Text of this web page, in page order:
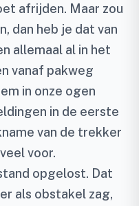
afrijden. Maar zou
dan heb je dat van
allemaal al in het
vanaf pakweg
in onze ogen
in de eerste
van de trekker
voor.
opgelost. Dat
als obstakel zag,